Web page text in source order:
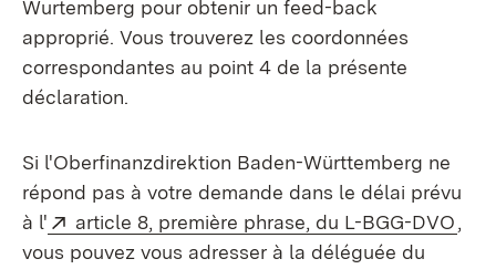
Wurtemberg pour obtenir un feed-back
approprié. Vous trouverez les coordonnées
correspondantes au point 4 de la présente
déclaration.
Si l'Oberfinanzdirektion Baden-Württemberg ne
répond pas à votre demande dans le délai prévu
à l'
Externe:
article 8, première phrase, du L-BGG-DVO,
vous pouvez vous adresser à la déléguée du